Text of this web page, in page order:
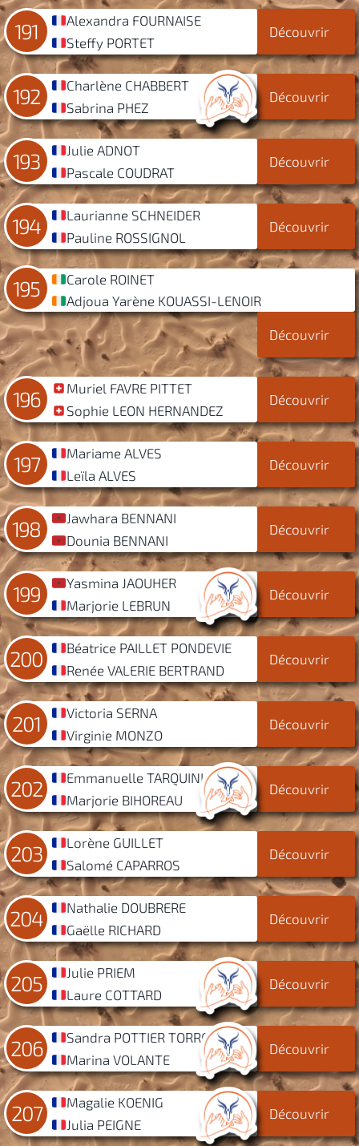
191
Alexandra FOURNAISE
Steffy PORTET
Découvrir
192
Charlène CHABBERT
Sabrina PHEZ
Découvrir
193
Julie ADNOT
Pascale COUDRAT
Découvrir
194
Laurianne SCHNEIDER
Pauline ROSSIGNOL
Découvrir
195
Carole ROINET
Adjoua Yarène KOUASSI-LENOIR
Découvrir
196
Muriel FAVRE PITTET
Sophie LEON HERNANDEZ
Découvrir
197
Mariame ALVES
Leïla ALVES
Découvrir
198
Jawhara BENNANI
Dounia BENNANI
Découvrir
199
Yasmina JAOUHER
Marjorie LEBRUN
Découvrir
200
Béatrice PAILLET PONDEVIE
Renée VALERIE BERTRAND
Découvrir
201
Victoria SERNA
Virginie MONZO
Découvrir
202
Emmanuelle TARQUINI
Marjorie BIHOREAU
Découvrir
203
Lorène GUILLET
Salomé CAPARROS
Découvrir
204
Nathalie DOUBRERE
Gaëlle RICHARD
Découvrir
205
Julie PRIEM
Laure COTTARD
Découvrir
206
Sandra POTTIER TORRON
Marina VOLANTE
Découvrir
207
Magalie KOENIG
Julia PEIGNE
Découvrir